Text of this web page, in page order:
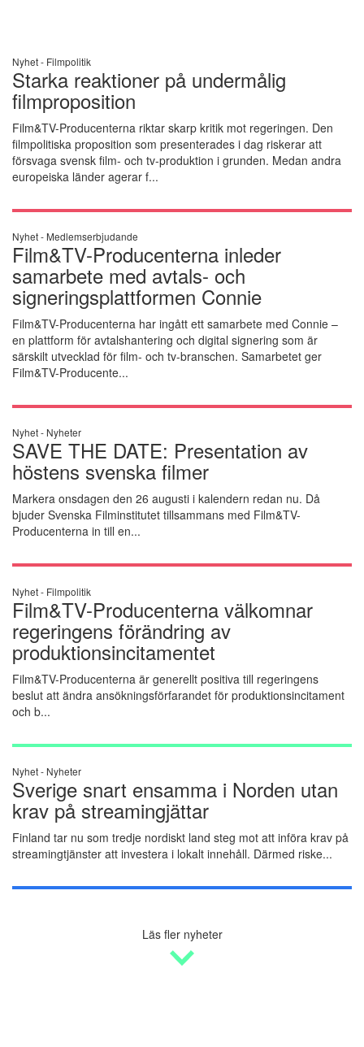
Nyhet - Filmpolitik
Starka reaktioner på undermålig
filmproposition
Film&TV-Producenterna riktar skarp kritik mot regeringen. Den
filmpolitiska proposition som presenterades i dag riskerar att
försvaga svensk film- och tv-produktion i grunden. Medan andra
europeiska länder agerar f...
Nyhet - Medlemserbjudande
Film&TV-Producenterna inleder
samarbete med avtals- och
signeringsplattformen Connie
Film&TV-Producenterna har ingått ett samarbete med Connie –
en plattform för avtalshantering och digital signering som är
särskilt utvecklad för film- och tv-branschen. Samarbetet ger
Film&TV-Producente...
Nyhet - Nyheter
SAVE THE DATE: Presentation av
höstens svenska filmer
Markera onsdagen den 26 augusti i kalendern redan nu. Då
bjuder Svenska Filminstitutet tillsammans med Film&TV-
Producenterna in till en...
Nyhet - Filmpolitik
Film&TV-Producenterna välkomnar
regeringens förändring av
produktionsincitamentet
Film&TV-Producenterna är generellt positiva till regeringens
beslut att ändra ansökningsförfarandet för produktionsincitament
och b...
Nyhet - Nyheter
Sverige snart ensamma i Norden utan
krav på streamingjättar
Finland tar nu som tredje nordiskt land steg mot att införa krav på
streamingtjänster att investera i lokalt innehåll. Därmed riske...
Läs fler nyheter